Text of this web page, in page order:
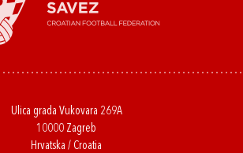
Ulica grada Vukovara 269A
10000 Zagreb
Hrvatska / Croatia